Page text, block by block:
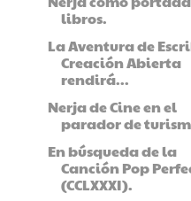
libros.
La Aventura de
Creación Abierta
rendirá...
Nerja de Cine en el
parador de
En búsqueda de la
Canción Pop
(CCLXXXI).